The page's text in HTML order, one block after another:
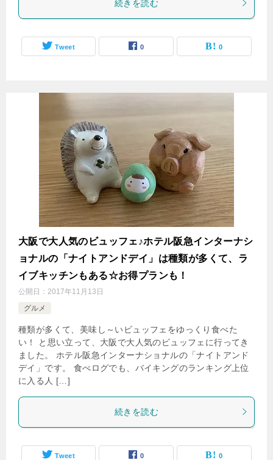
続きを読む
Tweet 0 0
大阪で大人気のビュッフェ♪ホテル阪急インターナシ
ョナルの「ナイトアンドデイ」は種類が多くて、ラ
イブキッチンもある☆お得プランも！
公開日： 2017年11月13日
グルメ
種類が多くて、美味し～いビュッフェをゆっくり食べた
い！ と思い立って、大阪で大人気のビュッフェに行ってき
ました。 ホテル阪急インターナショナルの「ナイトアンド
デイ」です。 食べログでも、バイキングのランキング上位
に入る人 […]
続きを読む
Tweet 0 0